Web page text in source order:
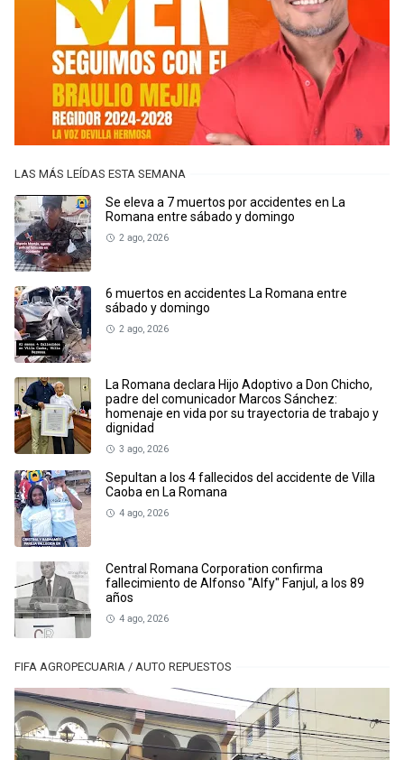
LAS MÁS LEÍDAS ESTA SEMANA
Se eleva a 7 muertos por accidentes en La
Romana entre sábado y domingo
2 ago, 2026
6 muertos en accidentes La Romana entre
sábado y domingo
2 ago, 2026
La Romana declara Hijo Adoptivo a Don Chicho,
padre del comunicador Marcos Sánchez:
homenaje en vida por su trayectoria de trabajo y
dignidad
3 ago, 2026
Sepultan a los 4 fallecidos del accidente de Villa
Caoba en La Romana
4 ago, 2026
Central Romana Corporation confirma
fallecimiento de Alfonso "Alfy" Fanjul, a los 89
años
4 ago, 2026
FIFA AGROPECUARIA / AUTO REPUESTOS